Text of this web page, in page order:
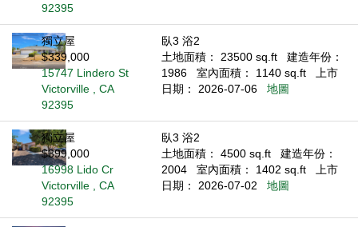
92395
獨立屋
$339,000
15747 Lindero St
Victorville , CA
92395
臥3 浴2
土地面積： 23500 sq.ft
建造年份：
1986
室內面積： 1140 sq.ft
上市
日期： 2026-07-06
地圖
獨立屋
$399,000
16998 Lido Cr
Victorville , CA
92395
臥3 浴2
土地面積： 4500 sq.ft
建造年份：
2004
室內面積： 1402 sq.ft
上市
日期： 2026-07-02
地圖